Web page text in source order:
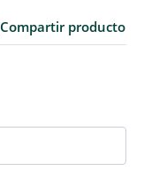
Compartir producto